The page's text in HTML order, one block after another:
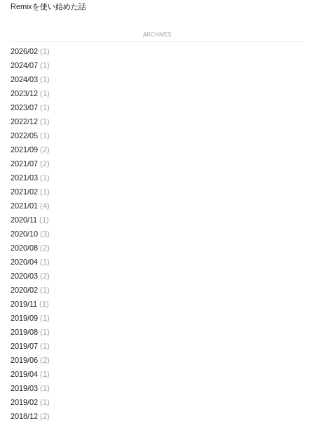
Remixを使い始めた話
ARCHIVES
2026/02 (1)
2024/07 (1)
2024/03 (1)
2023/12 (1)
2023/07 (1)
2022/12 (1)
2022/05 (1)
2021/09 (2)
2021/07 (2)
2021/03 (1)
2021/02 (1)
2021/01 (4)
2020/11 (1)
2020/10 (3)
2020/08 (2)
2020/04 (1)
2020/03 (2)
2020/02 (1)
2019/11 (1)
2019/09 (1)
2019/08 (1)
2019/07 (1)
2019/06 (2)
2019/04 (1)
2019/03 (1)
2019/02 (1)
2018/12 (2)